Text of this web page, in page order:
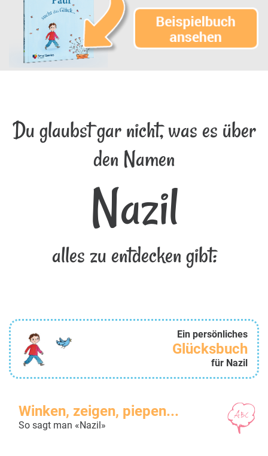
Du glaubst gar nicht, was es über
den Namen
Nazil
alles zu entdecken gibt:
Ein persönliches
Glücksbuch
für Nazil
Winken, zeigen, piepen...
So sagt man «Nazil»